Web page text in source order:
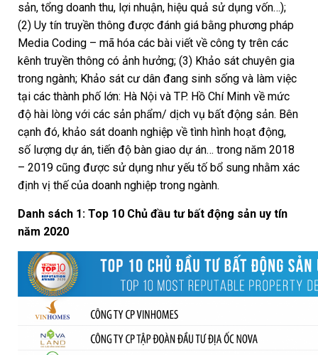
sản, tổng doanh thu, lợi nhuận, hiệu quả sử dụng vốn…);
(2) Uy tín truyền thông được đánh giá bằng phương pháp
Media Coding – mã hóa các bài viết về công ty trên các
kênh truyền thông có ảnh hưởng; (3) Khảo sát chuyên gia
trong ngành; Khảo sát cư dân đang sinh sống và làm việc
tại các thành phố lớn: Hà Nội và TP. Hồ Chí Minh về mức
độ hài lòng với các sản phẩm/ dịch vụ bất động sản. Bên
cạnh đó, khảo sát doanh nghiệp về tình hình hoạt động,
số lượng dự án, tiến độ bàn giao dự án… trong năm 2018
– 2019 cũng được sử dụng như yếu tố bổ sung nhằm xác
định vị thế của doanh nghiệp trong ngành.
Danh sách 1: Top 10 Chủ đầu tư bất động sản uy tín
năm 2020